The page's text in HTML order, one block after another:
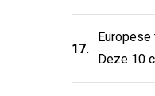
17.
Europese